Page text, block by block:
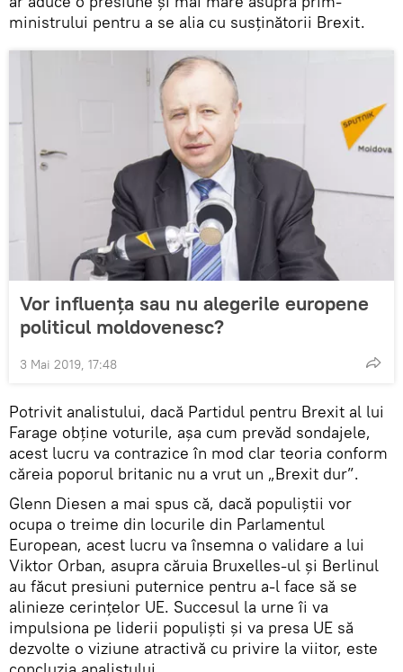
ministrului pentru a se alia cu susţinătorii Brexit.
Vor influența sau nu alegerile europene
politicul moldovenesc?
3 Mai 2019, 17:48
Potrivit analistului, dacă Partidul pentru Brexit al lui
Farage obţine voturile, așa cum prevăd sondajele,
acest lucru va contrazice în mod clar teoria conform
căreia poporul britanic nu a vrut un „Brexit dur”.
Glenn Diesen a mai spus că, dacă populiștii vor
ocupa o treime din locurile din Parlamentul
European, acest lucru va însemna o validare a lui
Viktor Orban, asupra căruia Bruxelles-ul și Berlinul
au făcut presiuni puternice pentru a-l face să se
alinieze cerinţelor UE. Succesul la urne îi va
impulsiona pe liderii populiști și va presa UE să
dezvolte o viziune atractivă cu privire la viitor, este